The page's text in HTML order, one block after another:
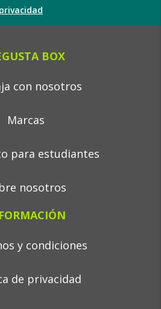
BOX
con nosotros
Marcas
para estudiantes
nosotros
y condiciones
de privacidad